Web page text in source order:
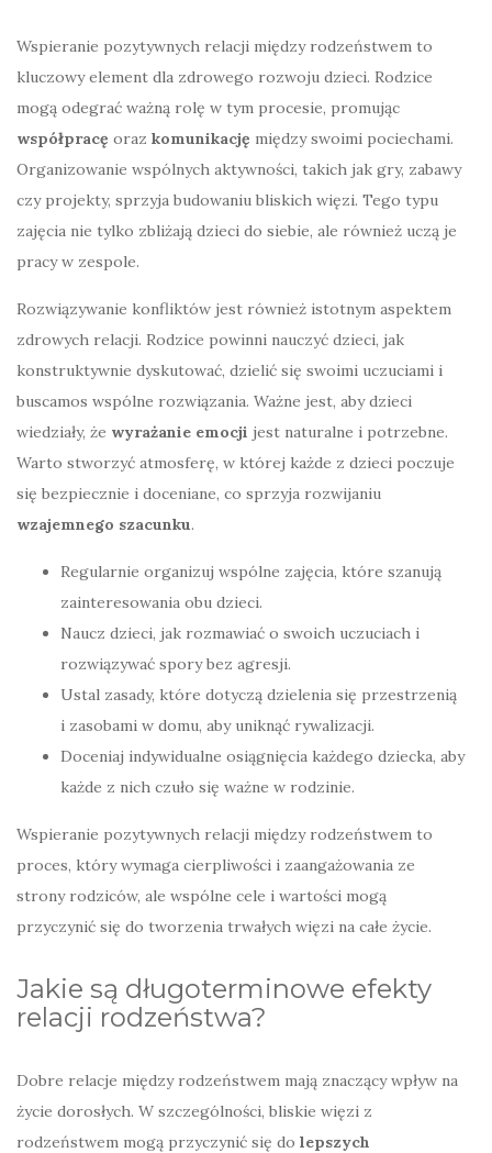
Wspieranie pozytywnych relacji między rodzeństwem to
kluczowy element dla zdrowego rozwoju dzieci. Rodzice
mogą odegrać ważną rolę w tym procesie, promując
współpracę oraz komunikację między swoimi pociechami.
Organizowanie wspólnych aktywności, takich jak gry, zabawy
czy projekty, sprzyja budowaniu bliskich więzi. Tego typu
zajęcia nie tylko zbliżają dzieci do siebie, ale również uczą je
pracy w zespole.
Rozwiązywanie konfliktów jest również istotnym aspektem
zdrowych relacji. Rodzice powinni nauczyć dzieci, jak
konstruktywnie dyskutować, dzielić się swoimi uczuciami i
buscamos wspólne rozwiązania. Ważne jest, aby dzieci
wiedziały, że wyrażanie emocji jest naturalne i potrzebne.
Warto stworzyć atmosferę, w której każde z dzieci poczuje
się bezpiecznie i doceniane, co sprzyja rozwijaniu
wzajemnego szacunku.
Regularnie organizuj wspólne zajęcia, które szanują
zainteresowania obu dzieci.
Naucz dzieci, jak rozmawiać o swoich uczuciach i
rozwiązywać spory bez agresji.
Ustal zasady, które dotyczą dzielenia się przestrzenią
i zasobami w domu, aby uniknąć rywalizacji.
Doceniaj indywidualne osiągnięcia każdego dziecka, aby
każde z nich czuło się ważne w rodzinie.
Wspieranie pozytywnych relacji między rodzeństwem to
proces, który wymaga cierpliwości i zaangażowania ze
strony rodziców, ale wspólne cele i wartości mogą
przyczynić się do tworzenia trwałych więzi na całe życie.
Jakie są długoterminowe efekty
relacji rodzeństwa?
Dobre relacje między rodzeństwem mają znaczący wpływ na
życie dorosłych. W szczególności, bliskie więzi z
rodzeństwem mogą przyczynić się do lepszych